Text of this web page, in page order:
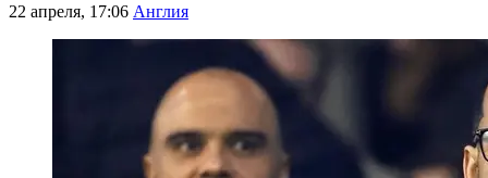
22 апреля, 17:06 Англия